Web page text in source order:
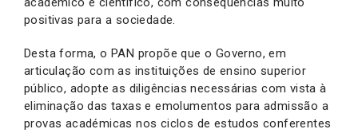
positivas para a sociedade.
Desta forma, o PAN propõe que o Governo, em
articulação com as instituições de ensino superior
público, adopte as diligências necessárias com vista à
eliminação das taxas e emolumentos para admissão a
provas académicas nos ciclos de estudos conferentes